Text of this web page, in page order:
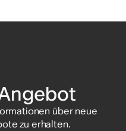
über neue
zu erhalten.